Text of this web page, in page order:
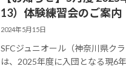
13）体験練習会のご案内
2024年5月15日
SFCジュニオール（神奈川県ク
は、2025年度に入団となる現6